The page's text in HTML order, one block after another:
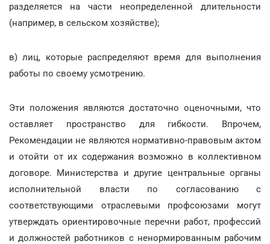
разделяется на части неопределенной длительности
(например, в сельском хозяйстве);
в) лиц, которые распределяют время для выполнения
работы по своему усмотрению.
Эти положения являются достаточно оценочными, что
оставляет пространство для гибкости. Впрочем,
Рекомендации не являются нормативно-правовым актом
и отойти от их содержания возможно в коллективном
договоре. Министерства и другие центральные органы
исполнительной власти по согласованию с
соответствующими отраслевыми профсоюзами могут
утверждать ориентировочные перечни работ, профессий
и должностей работников с ненормированным рабочим